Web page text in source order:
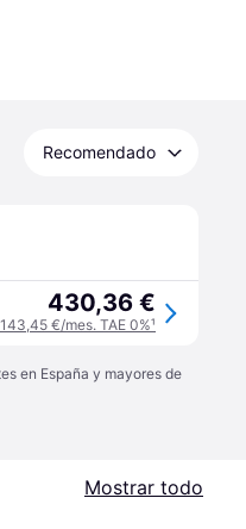
Recomendado
430,36 €
€/mes. TAE 0%¹
en España y mayores de
Mostrar todo